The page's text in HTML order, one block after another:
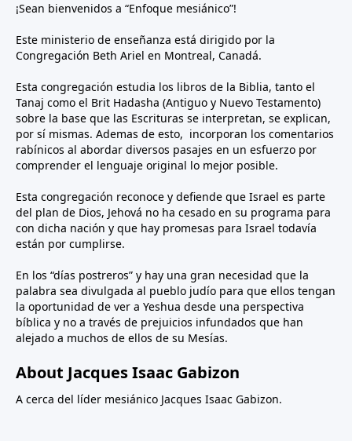
¡Sean bienvenidos a “Enfoque mesiánico”!
Este ministerio de enseñanza está dirigido por la
Congregación Beth Ariel en Montreal, Canadá.
Esta congregación estudia los libros de la Biblia, tanto el
Tanaj como el Brit Hadasha (Antiguo y Nuevo Testamento)
sobre la base que las Escrituras se interpretan, se explican,
por sí mismas. Ademas de esto, incorporan los comentarios
rabínicos al abordar diversos pasajes en un esfuerzo por
comprender el lenguaje original lo mejor posible.
Esta congregación reconoce y defiende que Israel es parte
del plan de Dios, Jehová no ha cesado en su programa para
con dicha nación y que hay promesas para Israel todavía
están por cumplirse.
En los “días postreros” y hay una gran necesidad que la
palabra sea divulgada al pueblo judío para que ellos tengan
la oportunidad de ver a Yeshua desde una perspectiva
bíblica y no a través de prejuicios infundados que han
alejado a muchos de ellos de su Mesías.
About Jacques Isaac Gabizon
A cerca del líder mesiánico Jacques Isaac Gabizon.